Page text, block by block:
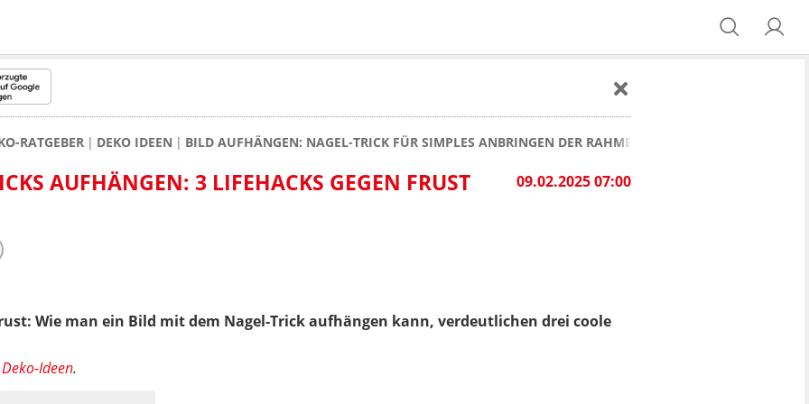
RATGEBER DEKO IDEEN BILD AUFHÄNGEN: NAGEL-TRICK FÜR SIMPLES ANBRINGEN DER RAHMEN
09.02.2025 07:00
AUFHÄNGEN: 3 LIFEHACKS GEGEN FRUST
Wie man ein Bild mit dem Nagel-Trick aufhängen kann, verdeutlichen drei coole
Deko-Ideen.